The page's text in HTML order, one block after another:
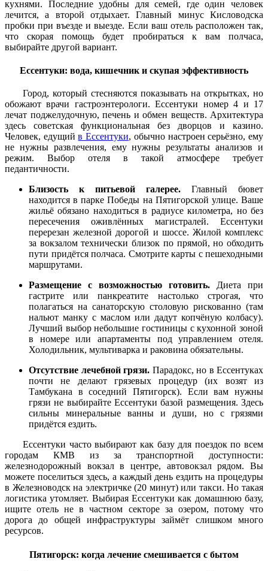
кухнями. Последние удобны для семей, где один человек
лечится, а второй отдыхает. Главный минус Кисловодска
пробки при въезде и выезде. Если ваш отель расположен так,
что скорая помощь будет пробираться к вам полчаса,
выбирайте другой вариант.
Ессентуки: вода, кишечник и скупая эффективность
Город, который стесняются показывать на открытках, но
обожают врачи гастроэнтерологи. Ессентуки номер 4 и 17
лечат поджелудочную, печень и обмен веществ. Архитектура
здесь советская функциональная без дворцов и казино.
Человек, едущийв Ессентуки, обычно настроен серьёзно, ему
не нужны развлечения, ему нужны результаты анализов и
режим. Выбор отеля в такой атмосфере требует
педантичности.
Близость к питьевой галерее. Главный бювет
находится в парке Победы на Пятигорской улице. Ваше
жильё обязано находиться в радиусе километра, но без
пересечения оживлённых магистралей. Ессентуки
перерезан железной дорогой и шоссе. Жилой комплекс
за вокзалом технически близок по прямой, но обходить
пути придётся полчаса. Смотрите карты с пешеходными
маршрутами.
Размещение с возможностью готовить. Диета при
гастрите или панкреатите настолько строгая, что
полагаться на санаторскую столовую рискованно (там
нальют манку с маслом или дадут копчёную колбасу).
Лучший выбор небольшие гостиницы с кухонной зоной
в номере или апартаменты под управлением отеля.
Холодильник, мультиварка и раковина обязательны.
Отсутствие лечебной грязи. Парадокс, но в Ессентуках
почти не делают грязевых процедур (их возят из
Тамбукана в соседний Пятигорск). Если вам нужны
грязи не выбирайте Ессентуки базой размещения. Здесь
сильны минеральные ванны и души, но с грязями
придётся ездить.
Ессентуки часто выбирают как базу для поездок по всем
городам КМВ из за транспортной доступности:
железнодорожный вокзал в центре, автовокзал рядом. Вы
можете поселиться здесь, а каждый день ездить на процедуры
в Железноводск на электричке (20 минут) или такси. Но такая
логистика утомляет. Выбирая Ессентуки как домашнюю базу,
ищите отель не в частном секторе за озером, потому что
дорога до общей инфраструктуры займёт слишком много
ресурсов.
Пятигорск: когда лечение смешивается с бытом